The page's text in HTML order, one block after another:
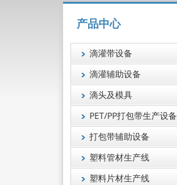
产品中心
滴灌带设备
滴灌辅助设备
滴头及模具
PET/PP打包带生产设备
打包带辅助设备
塑料管材生产线
塑料片材生产线